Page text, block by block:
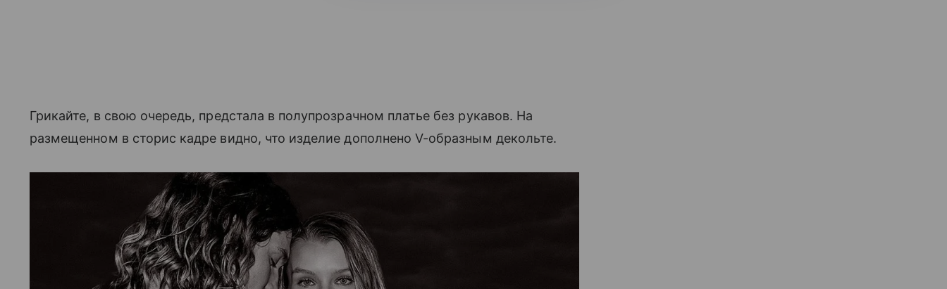
Грикайте, в свою очередь, предстала в полупрозрачном платье без рукавов. На
размещенном в сторис кадре видно, что изделие дополнено V-образным декольте.